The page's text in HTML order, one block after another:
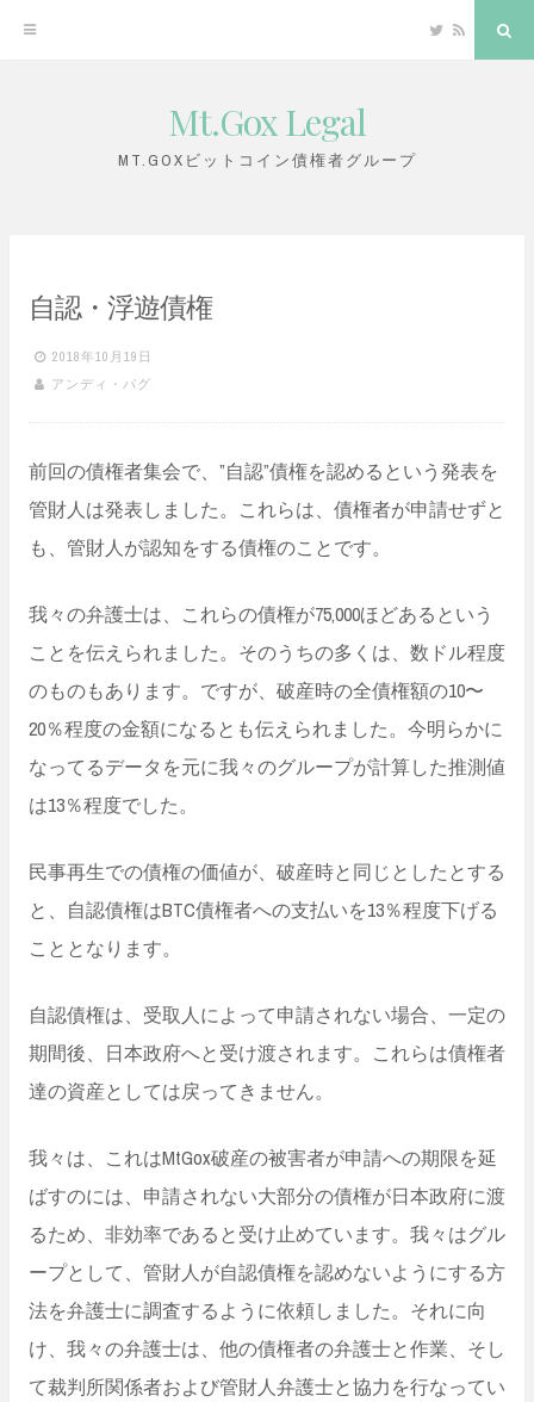
Twitter
RSS
Mt.Gox Legal
MT.GOXビットコイン債権者グループ
自認・浮遊債権
2018年10月19日
アンディ・パグ
前回の債権者集会で、”自認”債権を認めるという発表を
管財人は発表しました。これらは、債権者が申請せずと
も、管財人が認知をする債権のことです。
我々の弁護士は、これらの債権が75,000ほどあるという
ことを伝えられました。そのうちの多くは、数ドル程度
のものもあります。ですが、破産時の全債権額の10〜
20％程度の金額になるとも伝えられました。今明らかに
なってるデータを元に我々のグループが計算した推測値
は13％程度でした。
民事再生での債権の価値が、破産時と同じとしたとする
と、自認債権はBTC債権者への支払いを13％程度下げる
こととなります。
自認債権は、受取人によって申請されない場合、一定の
期間後、日本政府へと受け渡されます。これらは債権者
達の資産としては戻ってきません。
我々は、これはMtGox破産の被害者が申請への期限を延
ばすのには、申請されない大部分の債権が日本政府に渡
るため、非効率であると受け止めています。我々はグル
ープとして、管財人が自認債権を認めないようにする方
法を弁護士に調査するように依頼しました。それに向
け、我々の弁護士は、他の債権者の弁護士と作業、そし
て裁判所関係者および管財人弁護士と協力を行なってい